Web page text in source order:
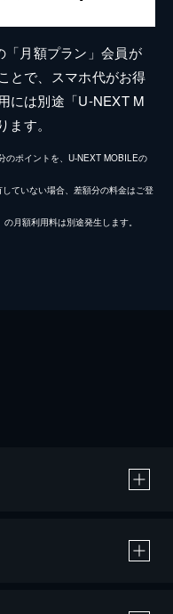
「月額プラン」会員が
とで、スマホ代がお得
には別途「U-NEXT M
す。
のポイントを、U-NEXT MOBILEの
ていない場合、差額分の料金はご登
月額利用料は別途発生します。